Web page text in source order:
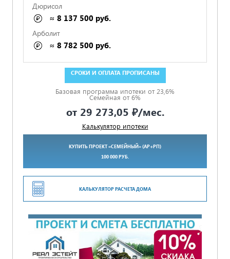
Дюрисол
≈ 8 137 500 руб.
Арболит
≈ 8 782 500 руб.
ГАРАНТИЯ 5 ЛЕТ ПО ДОГОВОРУ
Базовая программа ипотеки от 23,6%
Семейная от 6%
от 29 273,05 ₽/мес.
Калькулятор ипотеки
КУПИТЬ ПРОЕКТ «СЕМЕЙНЫЙ» (АР+РП)
100 000 РУБ.
КАЛЬКУЛЯТОР РАСЧЕТА ДОМА